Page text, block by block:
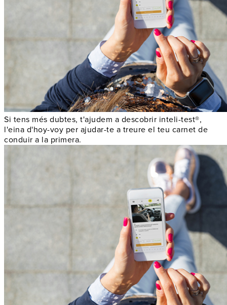
Si tens més dubtes, t'ajudem a descobrir inteli-test®,
l'eina d'hoy-voy per ajudar-te a treure el teu carnet de
conduir a la primera.